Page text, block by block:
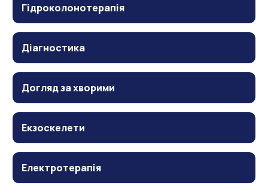
Гідроколонотерапія
Діагностика
Догляд за хворими
Екзоскелети
Електротерапія